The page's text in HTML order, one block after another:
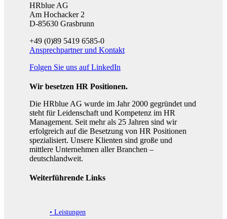
HRblue AG
Am Hochacker 2
D-85630 Grasbrunn
+49 (0)89 5419 6585-0
Ansprechpartner und Kontakt
Folgen Sie uns auf LinkedIn
Wir besetzen HR Positionen.
Die HRblue AG wurde im Jahr 2000 gegründet und
steht für Leidenschaft und Kompetenz im HR
Management. Seit mehr als 25 Jahren sind wir
erfolgreich auf die Besetzung von HR Positionen
spezialisiert. Unsere Klienten sind große und
mittlere Unternehmen aller Branchen –
deutschlandweit.
Weiterführende Links
• Leistungen